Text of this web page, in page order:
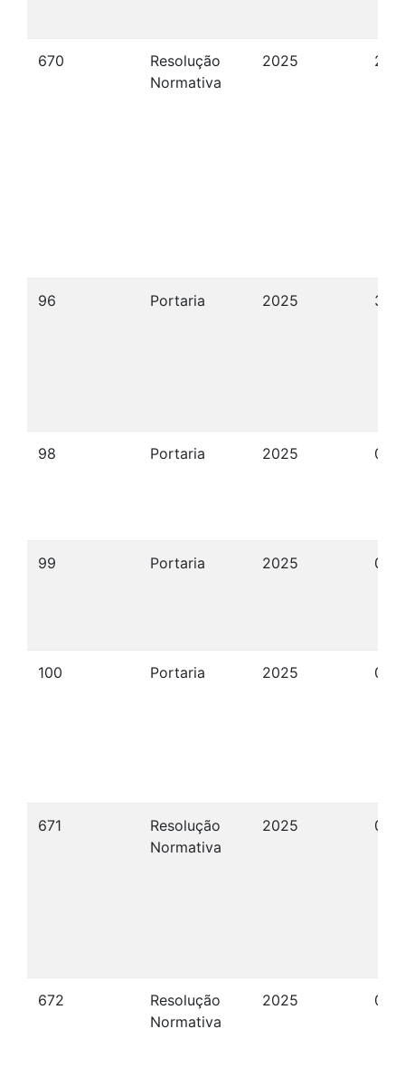
670
Resolução
Normativa
2025 26/
96 Portaria 2025 30/
98 Portaria 2025 04/
99 Portaria 2025 04/
100 Portaria 2025 08/
671
Resolução
Normativa
2025 09/
672
Resolução
Normativa
2025 09/